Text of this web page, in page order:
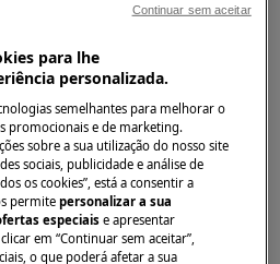
de manutenção,
a ficha datomada.
mover os aparelhos, para
necessárias duas pessoas
para lhe
personalizada.
semelhantes para melhorar o
promocionais e de marketing.
sobre a sua utilização do nosso site
sociais, publicidade e análise de
os cookies”, está a consentir a
permitepersonalizar a sua
especiaise apresentar
em “Continuar sem aceitar”,
o que poderá afetar a sua
Continuar sem aceitar